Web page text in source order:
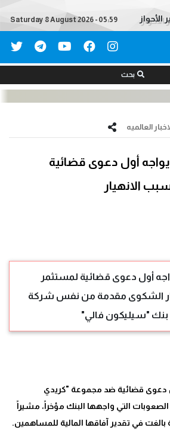
الأحواز Saturday 8 August 2026 - 05:59
بحث
العالمیه
أول دعوى قضائية
الانهيار
أول دعوى قضائية لمستثمر
الشكوى مقدمة من نفس شركة
بنك "سيليكون فالي"
دعوى قضائية ضد مجموعة "كريدي
التي واجهها البنك مؤخراً، مشيراً